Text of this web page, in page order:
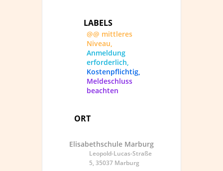
LABELS
@@ mittleres
Niveau,
Anmeldung
erforderlich,
Kostenpflichtig,
Meldeschluss
beachten
ORT
Elisabethschule Marburg
Leopold-Lucas-Straße
5, 35037 Marburg